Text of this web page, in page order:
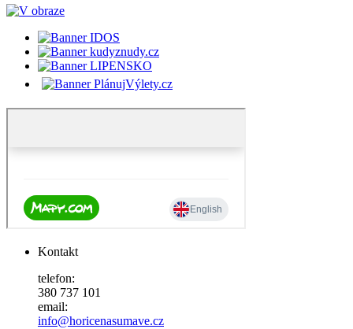
Kontakt
telefon:
380 737 101
email:
info@horicenasumave.cz